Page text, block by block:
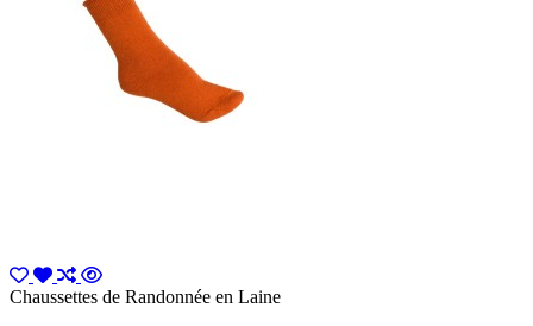
Chaussettes de Randonnée en Laine